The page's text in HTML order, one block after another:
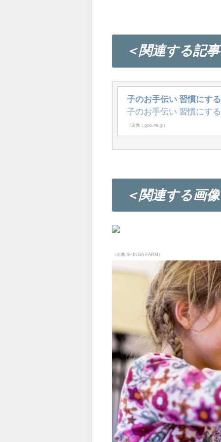
＜関連する記
子のお手伝い 習慣にす
子のお手伝い 習慣にす
（出典：goo.ne.jp）
＜関連する画
（出典 SHINGA FARM）